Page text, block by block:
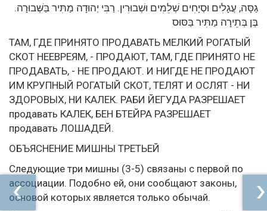
גַסָּה, עֲגָלִים וּסְיָחִים שְׁלֵמִים וּשְׁבוּרִין. רַבִּי יְהוּדָה מַתִּיר בַּשְּׁבוּרָה.
בֶּן בְּתֵירָה מַתִּיר בַּסּוּס
ТАМ, ГДЕ ПРИНЯТО ПРОДАВАТЬ МЕЛКИЙ РОГАТЫЙ
СКОТ НЕЕВРЕЯМ, - ПРОДАЮТ, ТАМ, ГДЕ ПРИНЯТО НЕ
ПРОДАВАТЬ, - НЕ ПРОДАЮТ. И НИГДЕ НЕ ПРОДАЮТ
ИМ КРУПНЫЙ РОГАТЫЙ СКОТ, ТЕЛЯТ И ОСЛЯТ - НИ
ЗДОРОВЫХ, НИ КАЛЕК. РАБИ ЙЕГУДА РАЗРЕШАЕТ
продавать КАЛЕК, БЕН БТЕЙРА РАЗРЕШАЕТ
продавать ЛОШАДЕЙ.
ОБЪЯСНЕНИЕ МИШНЫ ТРЕТЬЕЙ
Следующие три мишны (3-5) связаны с первой по
ассоциации. Подобно ей, они сообщают законы,
основой которых является только обычай.